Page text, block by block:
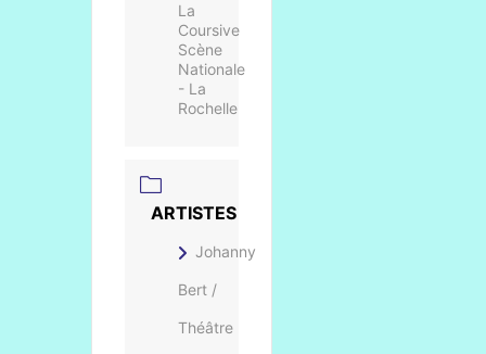
La
Coursive
Scène
Nationale
- La
Rochelle
ARTISTES
Johanny
Bert /
Théâtre